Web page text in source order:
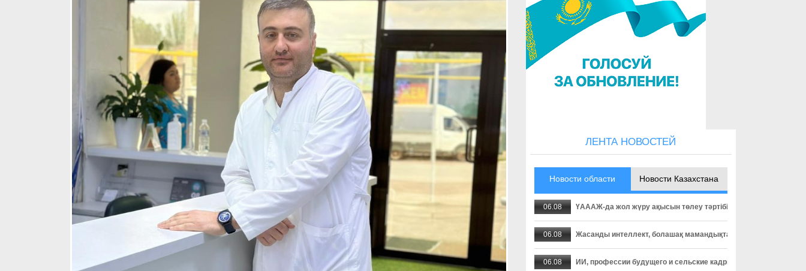
ЛЕНТА НОВОСТЕЙ
Новости области Новости Казахстана
06.08 ҮАААЖ-да жол жүру ақысын төлеу тәртібі өзгерді: төлемді
06.08 Жасанды интеллект, болашақ мамандықтар және ауылдағы
06.08 ИИ, профессии будущего и сельские кадры - о чем спорили